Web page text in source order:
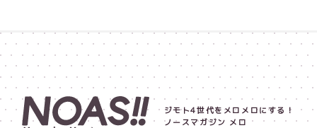
ジモト4世代をメロメロにする！
ノースマガジン メロ